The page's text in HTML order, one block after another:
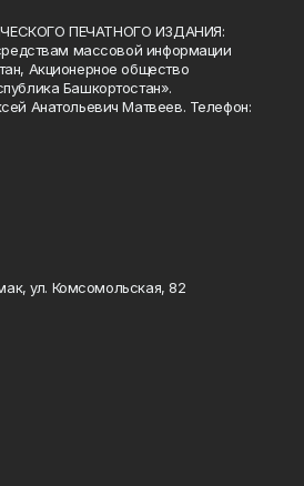
ПЕЧАТНОГО ИЗДАНИЯ:
массовой информации
Акционерное общество
Башкортостан».
Анатольевич Матвеев. Телефон:
ул. Комсомольская, 82